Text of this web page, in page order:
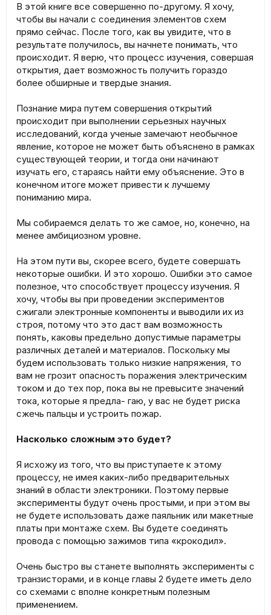
В этой книге все совершенно по-другому. Я хочу,
чтобы вы начали с соединения элементов схем
прямо сейчас. После того, как вы увидите, что в
результате получилось, вы начнете понимать, что
происходит. Я верю, что процесс изучения, совершая
открытия, дает возможность получить гораздо
более обширные и твердые знания.
Познание мира путем совершения открытий
происходит при выполнении серьезных научных
исследований, когда ученые замечают необычное
явление, которое не может быть объяснено в рамках
существующей теории, и тогда они начинают
изучать его, стараясь найти ему объяснение. Это в
конечном итоге может привести к лучшему
пониманию мира.
Мы собираемся делать то же самое, но, конечно, на
менее амбициозном уровне.
На этом пути вы, скорее всего, будете совершать
некоторые ошибки. И это хорошо. Ошибки это самое
полезное, что способствует процессу изучения. Я
хочу, чтобы вы при проведении экспериментов
сжигали электронные компоненты и выводили их из
строя, потому что это даст вам возможность
понять, каковы предельно допустимые параметры
различных деталей и материалов. Поскольку мы
будем использовать только низкие напряжения, то
вам не грозит опасность поражения электрическим
током и до тех пор, пока вы не превысите значений
тока, которые я предла- гаю, у вас не будет риска
сжечь пальцы и устроить пожар.
Насколько сложным это будет?
Я исхожу из того, что вы приступаете к этому
процессу, не имея каких-либо предварительных
знаний в области электроники. Поэтому первые
эксперименты будут очень простыми, и при этом вы
не будете использовать даже паяльник или макетные
платы при монтаже схем. Вы будете соединять
провода с помощью зажимов типа «крокодил».
Очень быстро вы станете выполнять эксперименты с
транзисторами, и в конце главы 2 будете иметь дело
со схемами с вполне конкретным полезным
применением.